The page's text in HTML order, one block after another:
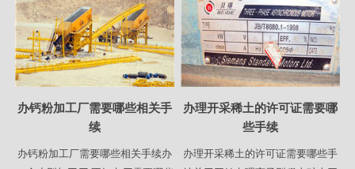
办钙粉加工厂需要哪些相关手
续
办钙粉加工厂需要哪些相关手续办
办理开采稀土的许可证需要哪
些手续
办理开采稀土的许可证需要哪些手